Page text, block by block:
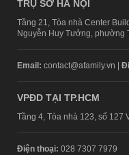
TRỤ SỞ HÀ NỘI
Tầng 21, Tòa nhà Center
Nguyễn Huy Tưởng, phường
Email: contact@afamily.vn |
VPĐD TẠI TP.HCM
Tầng 4, Tòa nhà 123, số 127
Điện thoại: 028 7307 7979